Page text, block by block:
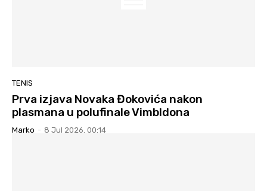
TENIS
Prva izjava Novaka Đokovića nakon
plasmana u polufinale Vimbldona
Marko - 8 Jul 2026. 00:14